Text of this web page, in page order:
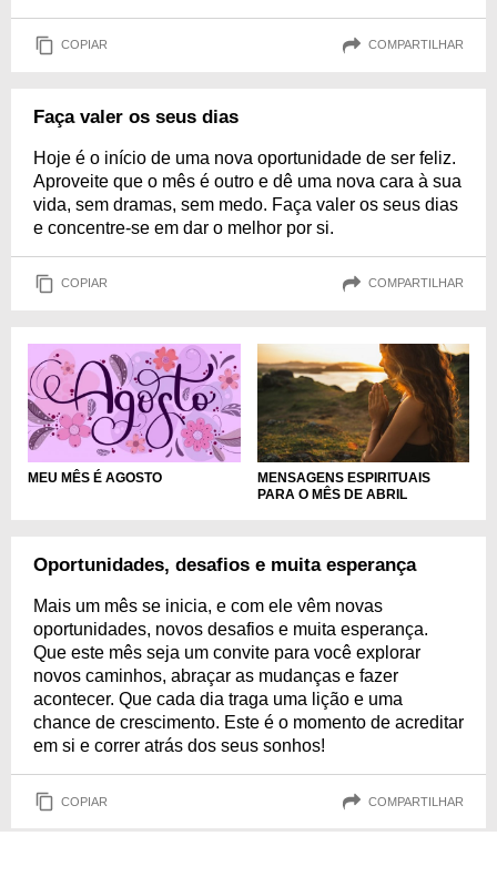
COPIAR COMPARTILHAR
Faça valer os seus dias
Hoje é o início de uma nova oportunidade de ser feliz.
Aproveite que o mês é outro e dê uma nova cara à sua
vida, sem dramas, sem medo. Faça valer os seus dias
e concentre-se em dar o melhor por si.
COPIAR COMPARTILHAR
MEU MÊS É AGOSTO
MENSAGENS ESPIRITUAIS
PARA O MÊS DE ABRIL
Oportunidades, desafios e muita esperança
Mais um mês se inicia, e com ele vêm novas
oportunidades, novos desafios e muita esperança.
Que este mês seja um convite para você explorar
novos caminhos, abraçar as mudanças e fazer
acontecer. Que cada dia traga uma lição e uma
chance de crescimento. Este é o momento de acreditar
em si e correr atrás dos seus sonhos!
COPIAR COMPARTILHAR